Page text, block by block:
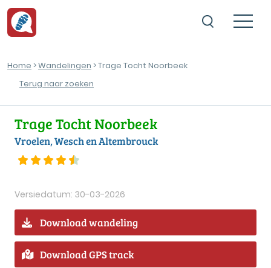
Home >Wandelingen > Trage Tocht Noorbeek
Terug naar zoeken
Trage Tocht Noorbeek
Vroelen, Wesch en Altembrouck
Versiedatum: 30-03-2026
Download wandeling
Download GPS track